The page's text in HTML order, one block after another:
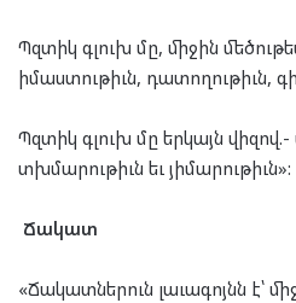
Պզտիկ գլուխ մը, միջին
իմաստութիւն, դատողութիւն,
Պզտիկ գլուխ մը երկայն վիզով.-
տխմարութիւն եւ յիմարութիւն»:
Ճակատ
«Ճակատներուն լաւագոյնն է՝